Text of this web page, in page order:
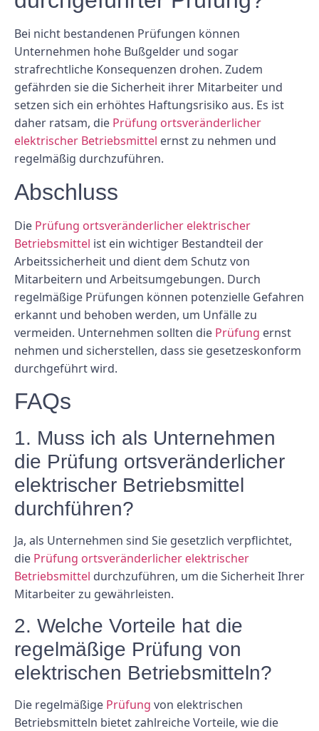
Bei nicht bestandenen Prüfungen können
Unternehmen hohe Bußgelder und sogar
strafrechtliche Konsequenzen drohen. Zudem
gefährden sie die Sicherheit ihrer Mitarbeiter und
setzen sich ein erhöhtes Haftungsrisiko aus. Es ist
daher ratsam, die Prüfung ortsveränderlicher
elektrischer Betriebsmittel ernst zu nehmen und
regelmäßig durchzuführen.
Abschluss
Die Prüfung ortsveränderlicher elektrischer
Betriebsmittel ist ein wichtiger Bestandteil der
Arbeitssicherheit und dient dem Schutz von
Mitarbeitern und Arbeitsumgebungen. Durch
regelmäßige Prüfungen können potenzielle Gefahren
erkannt und behoben werden, um Unfälle zu
vermeiden. Unternehmen sollten die Prüfung ernst
nehmen und sicherstellen, dass sie gesetzeskonform
durchgeführt wird.
FAQs
1. Muss ich als Unternehmen
die Prüfung ortsveränderlicher
elektrischer Betriebsmittel
durchführen?
Ja, als Unternehmen sind Sie gesetzlich verpflichtet,
die Prüfung ortsveränderlicher elektrischer
Betriebsmittel durchzuführen, um die Sicherheit Ihrer
Mitarbeiter zu gewährleisten.
2. Welche Vorteile hat die
regelmäßige Prüfung von
elektrischen Betriebsmitteln?
Die regelmäßige Prüfung von elektrischen
Betriebsmitteln bietet zahlreiche Vorteile, wie die